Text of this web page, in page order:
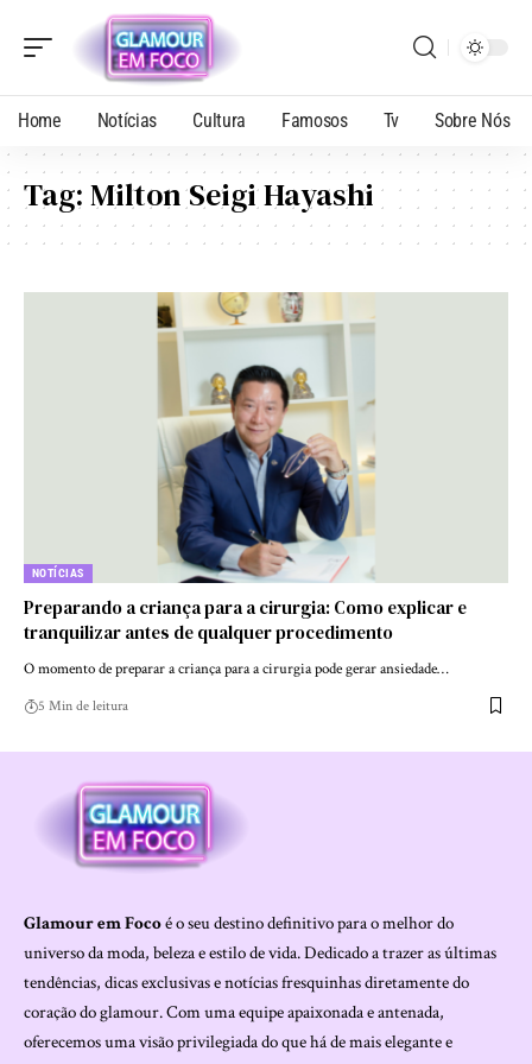
Home Notícias Cultura Famosos Tv Sobre Nós
Tag:Milton Seigi Hayashi
NOTÍCIAS
Preparando a criança para a cirurgia: Como explicar e
tranquilizar antes de qualquer procedimento
O momento de preparar a criança para a cirurgia pode gerar ansiedade…
5 Min de leitura
Glamour em Focoé o seu destino definitivo para o melhor do
universo da moda, beleza e estilo de vida. Dedicado a trazer as últimas
tendências, dicas exclusivas e notícias fresquinhas diretamente do
coração do glamour. Com uma equipe apaixonada e antenada,
oferecemos uma visão privilegiada do que há de mais elegante e